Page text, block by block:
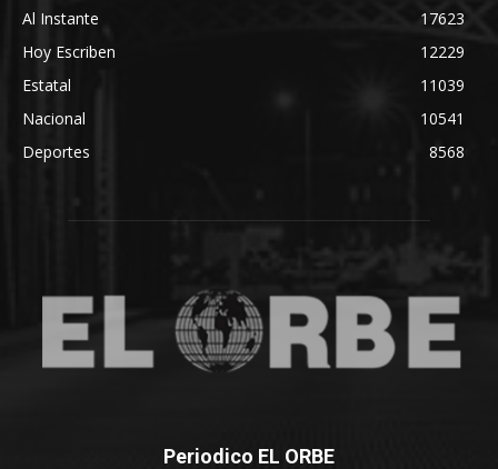
Al Instante
17623
Hoy Escriben
12229
Estatal
11039
Nacional
10541
Deportes
8568
Periodico EL ORBE